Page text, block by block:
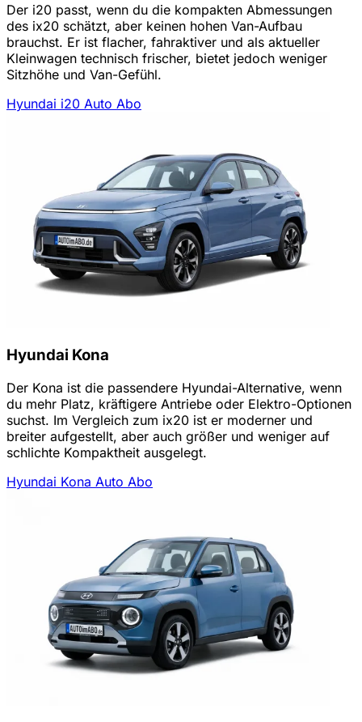
Der i20 passt, wenn du die kompakten Abmessungen
des ix20 schätzt, aber keinen hohen Van-Aufbau
brauchst. Er ist flacher, fahraktiver und als aktueller
Kleinwagen technisch frischer, bietet jedoch weniger
Sitzhöhe und Van-Gefühl.
Hyundai i20 Auto Abo
Hyundai Kona
Der Kona ist die passendere Hyundai-Alternative, wenn
du mehr Platz, kräftigere Antriebe oder Elektro-Optionen
suchst. Im Vergleich zum ix20 ist er moderner und
breiter aufgestellt, aber auch größer und weniger auf
schlichte Kompaktheit ausgelegt.
Hyundai Kona Auto Abo